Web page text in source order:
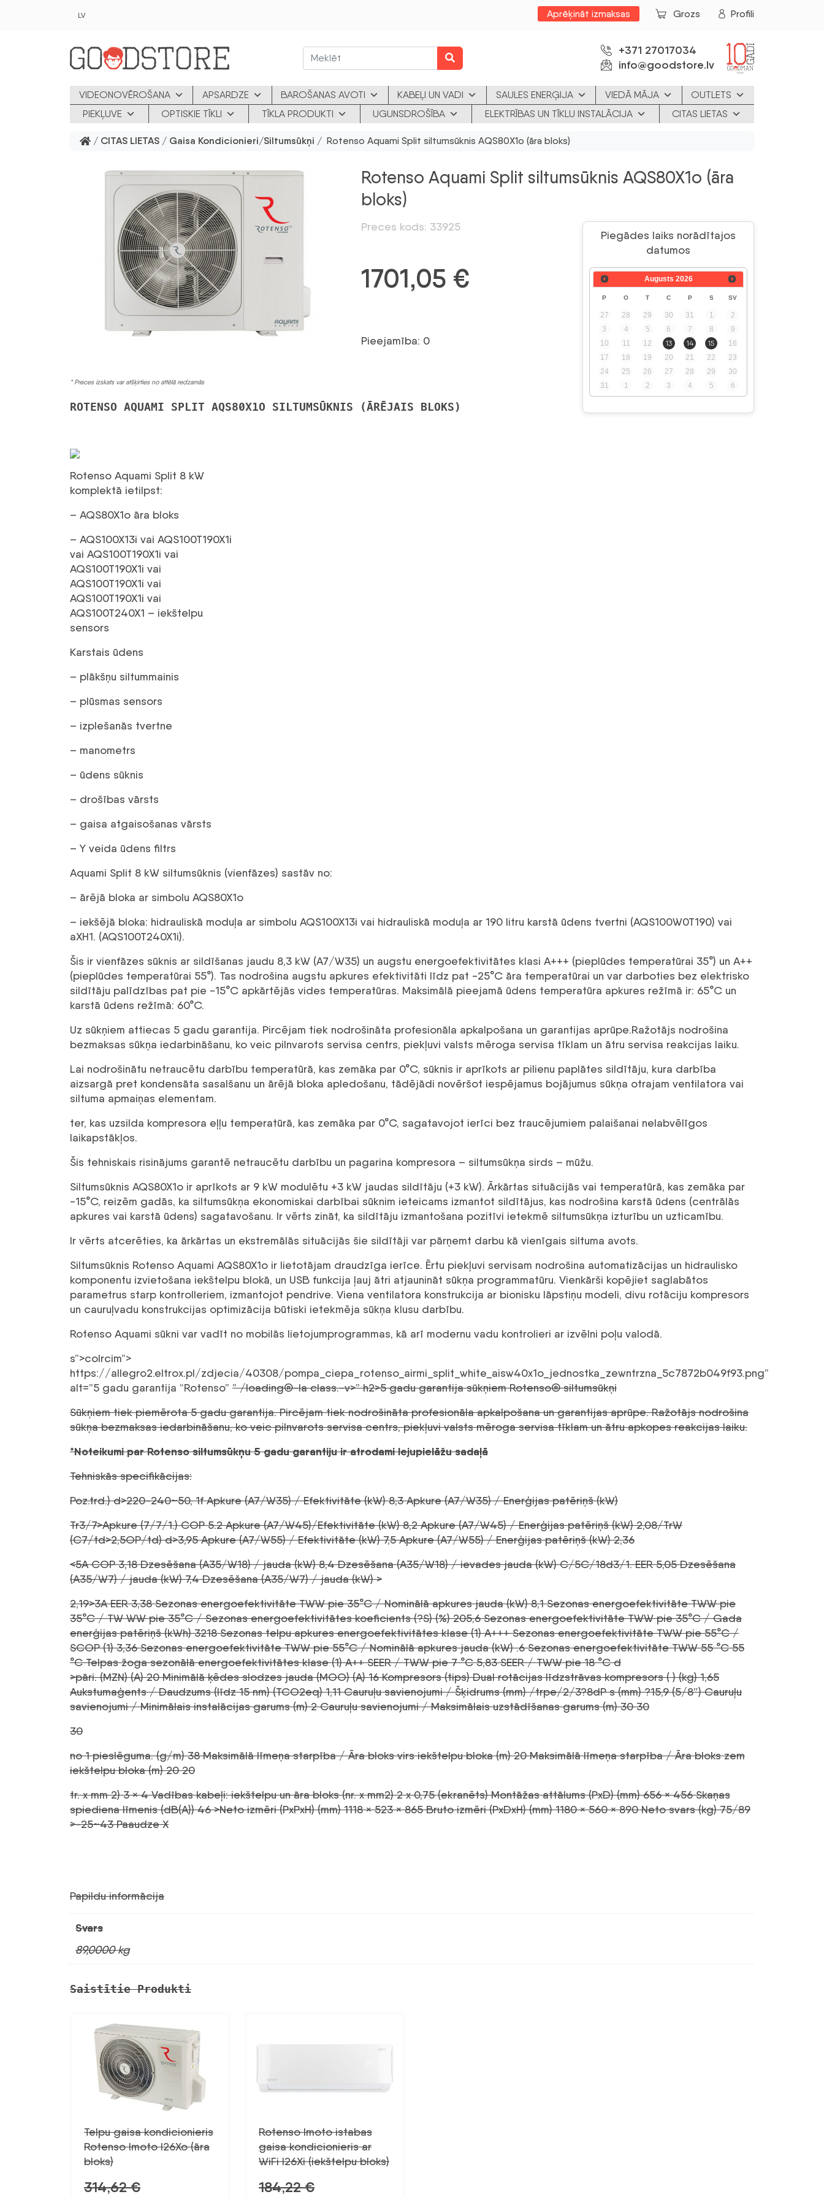
LV Aprēķināt izmaksas Grozs Profili
+371 27017034
info@goodstore.lv
VIDEONOVĒROŠANA APSARDZE BAROŠANAS AVOTI KABEĻI UN VADI SAULES ENERĢIJA VIEDĀ MĀJA
OUTLETS
PIEKĻUVE
OPTISKIE TĪKLI TĪKLA PRODUKTI UGUNSDROŠĪBA ELEKTRĪBAS UN TĪKLU INSTALĀCIJA CITAS LIETAS
/ CITAS LIETAS / Gaisa Kondicionieri/Siltumsūkņi / Rotenso Aquami Split siltumsūknis AQS80X1o (āra bloks)
* Preces izskats var atšķirties no attēlā redzamās
Rotenso Aquami Split siltumsūknis AQS80X1o (āra
bloks)
Preces kods: 33925
Piegādes laiks norādītajos
datumos
Augusts 2026
P O T C P S SV
27 28 29 30 31 1
2
3
4 5 6 7 8
9
10
11 12 13 14 15
16
17
18 19 20 21 22
23
24
25 26 27 28 29
30
31
1 2 3 4 5 6
1701,05 €
Pieejamība: 0
ROTENSO AQUAMI SPLIT AQS80X1O SILTUMSŪKNIS (ĀRĒJAIS BLOKS)
Rotenso Aquami Split 8 kW
komplektā ietilpst:
– AQS80X1o āra bloks
– AQS100X13i vai AQS100T190X1i
vai AQS100T190X1i vai
AQS100T190X1i vai
AQS100T190X1i vai
AQS100T190X1i vai
AQS100T240X1 – iekštelpu
sensors
Karstais ūdens
– plākšņu siltummainis
– plūsmas sensors
– izplešanās tvertne
– manometrs
– ūdens sūknis
– drošības vārsts
– gaisa atgaisošanas vārsts
– Y veida ūdens filtrs
Aquami Split 8 kW siltumsūknis (vienfāzes) sastāv no:
– ārējā bloka ar simbolu AQS80X1o
– iekšējā bloka: hidrauliskā moduļa ar simbolu AQS100X13i vai hidrauliskā moduļa ar 190 litru karstā ūdens tvertni (AQS100W0T190) vai
aXH1. (AQS100T240X1i).
Šis ir vienfāzes sūknis ar sildīšanas jaudu 8,3 kW (A7/W35) un augstu energoefektivitātes klasi A+++ (pieplūdes temperatūrai 35°) un A++
(pieplūdes temperatūrai 55°). Tas nodrošina augstu apkures efektivitāti līdz pat -25°C āra temperatūrai un var darboties bez elektrisko
sildītāju palīdzības pat pie -15°C apkārtējās vides temperatūras. Maksimālā pieejamā ūdens temperatūra apkures režīmā ir: 65°C un
karstā ūdens režīmā: 60°C.
Uz sūkņiem attiecas 5 gadu garantija. Pircējam tiek nodrošināta profesionāla apkalpošana un garantijas aprūpe.Ražotājs nodrošina
bezmaksas sūkņa iedarbināšanu, ko veic pilnvarots servisa centrs, piekļuvi valsts mēroga servisa tīklam un ātru servisa reakcijas laiku.
Lai nodrošinātu netraucētu darbību temperatūrā, kas zemāka par 0°C, sūknis ir aprīkots ar pilienu paplātes sildītāju, kura darbība
aizsargā pret kondensāta sasalšanu un ārējā bloka apledošanu, tādējādi novēršot iespējamus bojājumus sūkņa otrajam ventilatora vai
siltuma apmaiņas elementam.
ter, kas uzsilda kompresora eļļu temperatūrā, kas zemāka par 0°C, sagatavojot ierīci bez traucējumiem palaišanai nelabvēlīgos
laikapstākļos.
Šis tehniskais risinājums garantē netraucētu darbību un pagarina kompresora – siltumsūkņa sirds – mūžu.
Siltumsūknis AQS80X1o ir aprīkots ar 9 kW modulētu +3 kW jaudas sildītāju (+3 kW). Ārkārtas situācijās vai temperatūrā, kas zemāka par
-15°C, reizēm gadās, ka siltumsūkņa ekonomiskai darbībai sūknim ieteicams izmantot sildītājus, kas nodrošina karstā ūdens (centrālās
apkures vai karstā ūdens) sagatavošanu. Ir vērts zināt, ka sildītāju izmantošana pozitīvi ietekmē siltumsūkņa izturību un uzticamību.
Ir vērts atcerēties, ka ārkārtas un ekstremālās situācijās šie sildītāji var pārņemt darbu kā vienīgais siltuma avots.
Siltumsūknis Rotenso Aquami AQS80X1o ir lietotājam draudzīga ierīce. Ērtu piekļuvi servisam nodrošina automatizācijas un hidraulisko
komponentu izvietošana iekštelpu blokā, un USB funkcija ļauj ātri atjaunināt sūkņa programmatūru. Vienkārši kopējiet saglabātos
parametrus starp kontrolleriem, izmantojot pendrive. Viena ventilatora konstrukcija ar bionisku lāpstiņu modeli, divu rotāciju kompresors
un cauruļvadu konstrukcijas optimizācija būtiski ietekmēja sūkņa klusu darbību.
Rotenso Aquami sūkni var vadīt no mobilās lietojumprogrammas, kā arī modernu vadu kontrolieri ar izvēlni poļu valodā.
s”>colrcim”>
https://allegro2.eltrox.pl/zdjecia/40308/pompa_ciepa_rotenso_airmi_split_white_aisw40x1o_jednostka_zewntrzna_5c7872b049f93.png”
alt=”5 gadu garantija “Rotenso” ” /loading®-la class.-v>” h2>5 gadu garantija sūkņiem Rotenso® siltumsūkņi
Sūkņiem tiek piemērota 5 gadu garantija. Pircējam tiek nodrošināta profesionāla apkalpošana un garantijas aprūpe. Ražotājs nodrošina
sūkņa bezmaksas iedarbināšanu, ko veic pilnvarots servisa centrs, piekļuvi valsts mēroga servisa tīklam un ātru apkopes reakcijas laiku.
*Noteikumi par Rotenso siltumsūkņu 5 gadu garantiju ir atrodami lejupielāžu sadaļā
Tehniskās specifikācijas:
Poz.trd.) d>220-240~50, 1f Apkure (A7/W35) / Efektivitāte (kW) 8,3 Apkure (A7/W35) / Enerģijas patēriņš (kW)
Tr3/7>Apkure (7/7/1.) COP 5.2 Apkure (A7/W45)/Efektivitāte (kW) 8,2 Apkure (A7/W45) / Enerģijas patēriņš (kW) 2,08/TrW
(C7/td>2,5OP/td) d>3,95 Apkure (A7/W55) / Efektivitāte (kW) 7,5 Apkure (A7/W55) / Enerģijas patēriņš (kW) 2,36
<5A COP 3,18 Dzesēšana (A35/W18) / jauda (kW) 8,4 Dzesēšana (A35/W18) / ievades jauda (kW) C/5C/18d3/1. EER 5,05 Dzesēšana
(A35/W7) / jauda (kW) 7,4 Dzesēšana (A35/W7) / jauda (kW) >
2,19>3A EER 3,38 Sezonas energoefektivitāte TWW pie 35°C / Nominālā apkures jauda (kW) 8,1 Sezonas energoefektivitāte TWW pie
35°C / TW WW pie 35°C / Sezonas energoefektivitātes koeficients (?S) (%) 205,6 Sezonas energoefektivitāte TWW pie 35°C / Gada
enerģijas patēriņš (kWh) 3218 Sezonas telpu apkures energoefektivitātes klase (1) A+++ Sezonas energoefektivitāte TWW pie 55°C /
SCOP (1) 3,36 Sezonas energoefektivitāte TWW pie 55°C / Nominālā apkures jauda (kW) .6 Sezonas energoefektivitāte TWW 55 °C 55
°C Telpas žoga sezonālā energoefektivitātes klase (1) A++ SEER / TWW pie 7 °C 5,83 SEER / TWW pie 18 °C d
>pāri. (MZN) (A) 20 Minimālā ķēdes slodzes jauda (MOO) (A) 16 Kompresors (tips) Dual rotācijas līdzstrāvas kompresors ()(kg) 1,65
Aukstumaģents / Daudzums (līdz 15 nm) (TCO2eq) 1,11 Cauruļu savienojumi / Šķidrums (mm) /trpe/2/3?8dP s (mm) ?15,9 (5/8″) Cauruļu
savienojumi / Minimālais instalācijas garums (m) 2 Cauruļu savienojumi / Maksimālais uzstādīšanas garums (m) 30 30
30
no 1 pieslēguma. (g/m) 38 Maksimālā līmeņa starpība / Āra bloks virs iekštelpu bloka (m) 20 Maksimālā līmeņa starpība / Āra bloks zem
iekštelpu bloka (m) 20 20
tr. x mm 2) 3 × 4 Vadības kabeļi: iekštelpu un āra bloks (nr. x mm2) 2 x 0,75 (ekranēts) Montāžas attālums (PxD) (mm) 656 × 456 Skaņas
spiediena līmenis (dB(A)) 46 >Neto izmēri (PxPxH) (mm) 1118 × 523 × 865 Bruto izmēri (PxDxH) (mm) 1180 × 560 × 890 Neto svars (kg) 75/89
>-25~43 Paaudze X
Papildu informācija
Svars
89,0000 kg
Saistītie Produkti
Telpu gaisa kondicionieris
Rotenso Imoto I26Xo (āra
bloks)
314,62€
Rotenso Imoto istabas
gaisa kondicionieris ar
WiFi I26Xi (iekštelpu bloks)
184,22€